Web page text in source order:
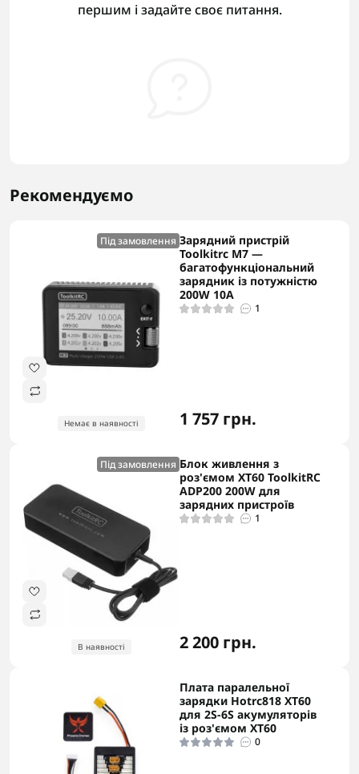
першим і задайте своє питання.
Рекомендуємо
Під замовлення
Немає в наявності
Зарядний пристрій
Toolkitrc M7 —
багатофункціональний
зарядник із потужністю
200W 10A
1
1 757 грн.
Під замовлення
В наявності
Блок живлення з
роз'ємом ХТ60 ToolkitRC
ADP200 200W для
зарядних пристроїв
1
2 200 грн.
Плата паралельної
зарядки Hotrc818 XT60
для 2S-6S акумуляторів
із роз'ємом XT60
0